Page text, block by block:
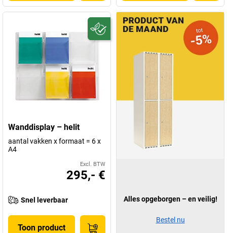
Wanddisplay – helit
aantal vakken x formaat = 6 x
A4
Excl. BTW
295,- €
Snel leverbaar
Toon product
Alles opgeborgen – en veilig!
Bestel nu